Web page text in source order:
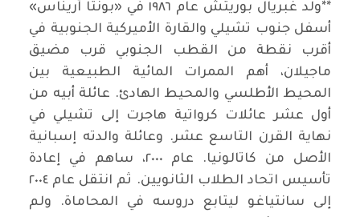
**ولد غبريال بوريتش عام ١٩٨٦ في «بونتا آريناس»
أسفل جنوب تشيلي والقارة الأميركية الجنوبية في
أقرب نقطة من القطب الجنوبي قرب مضيق
ماجيلان، أهم الممرات المائية الطبيعية بين
المحيط الأطلسي والمحيط الهادئ. عائلة أبيه من
أول عشر عائلات كرواتية هاجرت إلى تشيلي في
نهاية القرن التاسع عشر. وعائلة والدته إسبانية
الأصل من كاتالونيا. عام ٢٠٠٠، ساهم في إعادة
تأسيس اتحاد الطلاب الثانويين. ثم انتقل عام ٢٠٠٤
إلى سانتياغو ليتابع دروسه في المحاماة. ولم